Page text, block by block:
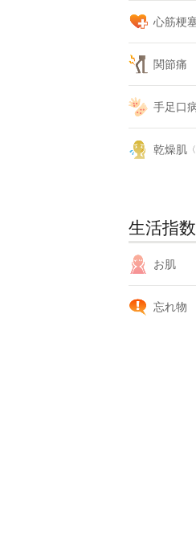
心筋梗
関節痛
手足口
乾燥肌
生活指
お肌
忘れ物